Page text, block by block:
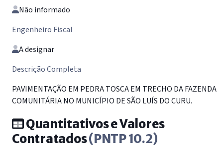
Não informado
Engenheiro Fiscal
A designar
Descrição Completa
PAVIMENTAÇÃO EM PEDRA TOSCA EM TRECHO DA FAZENDA
COMUNITÁRIA NO MUNICÍPIO DE SÃO LUÍS DO CURU.
Quantitativos e Valores
Contratados(PNTP 10.2)